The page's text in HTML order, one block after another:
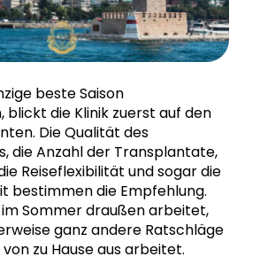
beste Saison
blickt die Klinik zuerst auf den
Die Qualität des
die Anzahl der Transplantate,
Reiseflexibilität und sogar die
bestimmen die Empfehlung.
im Sommer draußen arbeitet,
ganz andere Ratschläge
zu Hause aus arbeitet.